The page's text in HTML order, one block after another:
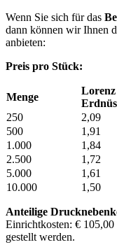
Wenn Sie sich für das
dann können wir Ihnen
anbieten:
Preis pro Stück:
Menge
Lorenz
250
2,09
500
1,91
1.000
1,84
2.500
1,72
5.000
1,61
10.000
1,50
Anteilige
Einrichtkosten: € 105,00
gestellt werden.